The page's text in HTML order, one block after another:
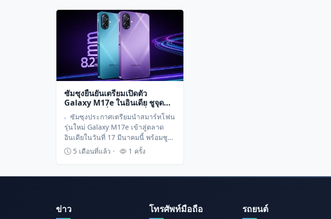
ซัมซุงยืนยันเตรียมเปิดตัว
Galaxy M17e ในอินเดีย ชูจุด
เด่นแบตเตอรี่และความลื่นไหล
ซัมซุงประกาศเตรียมนำสมาร์ทโฟน
รุ่นใหม่ Galaxy M17e เข้าสู่ตลาด
อินเดียในวันที่ 17 มีนาคมนี้ พร้อมชู
จุดเด่นด้านแบตเตอรี่ขนาดใหญ่ ชิป
หาความคุ้มค่า
5 เดือนที่แล้ว · 1 ครั้ง
ข่าว โทรศัพท์มือถือ รถยนต์